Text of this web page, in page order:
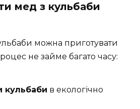
мед з кульбаби
можна приготувати
не займе багато часу:
кульбаби в екологічно